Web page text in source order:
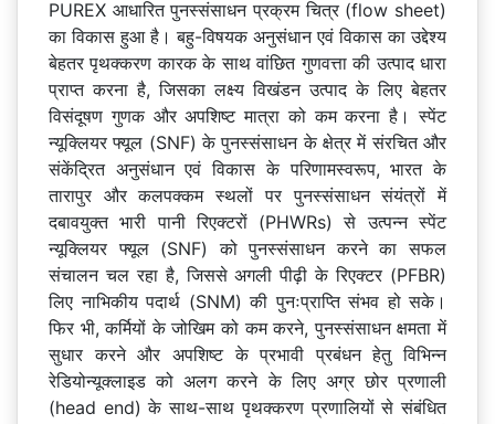
PUREX आधारित पुनस्संसाधन प्रक्रम चित्र (flow sheet)
का विकास हुआ है। बहु-विषयक अनुसंधान एवं विकास का उद्देश्य
बेहतर पृथक्करण कारक के साथ वांछित गुणवत्ता की उत्पाद धारा
प्राप्त करना है, जिसका लक्ष्य विखंडन उत्पाद के लिए बेहतर
विसंदूषण गुणक और अपशिष्ट मात्रा को कम करना है। स्पेंट
न्यूक्लियर फ्यूल (SNF) के पुनस्संसाधन के क्षेत्र में संरचित और
संकेंद्रित अनुसंधान एवं विकास के परिणामस्वरूप, भारत के
तारापुर और कलपक्कम स्थलों पर पुनस्संसाधन संयंत्रों में
दबावयुक्त भारी पानी रिएक्टरों (PHWRs) से उत्पन्न स्पेंट
न्यूक्लियर फ्यूल (SNF) को पुनस्संसाधन करने का सफल
संचालन चल रहा है, जिससे अगली पीढ़ी के रिएक्टर (PFBR)
लिए नाभिकीय पदार्थ (SNM) की पुनःप्राप्ति संभव हो सके।
फिर भी, कर्मियों के जोखिम को कम करने, पुनस्संसाधन क्षमता में
सुधार करने और अपशिष्ट के प्रभावी प्रबंधन हेतु विभिन्न
रेडियोन्यूक्लाइड को अलग करने के लिए अग्र छोर प्रणाली
(head end) के साथ-साथ पृथक्करण प्रणालियों से संबंधित